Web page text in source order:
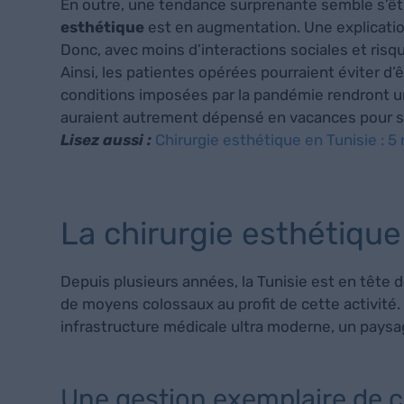
En outre, une tendance surprenante semble
esthétique est en augmentation. Une
Donc, avec moins d’interactions sociales et
Ainsi, les patientes opérées pourraient éviter
conditions imposées par la pandémie rendront
auraient autrement dépensé en vacances pour
Lisez aussi : Chirurgie esthétique en Tunisie : 5
La chirurgie
Depuis plusieurs années, la Tunisie est en tête
de moyens colossaux au profit de cette
infrastructure médicale ultra moderne, un